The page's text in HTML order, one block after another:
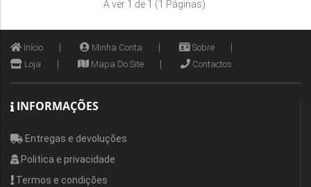
A ver 1 de 1 (1 Páginas)
Início Minha Conta
Sobre
Loja
Mapa Do Site Contactos
INFORMAÇÕES
Entregas e devoluções
Politica e privacidade
Termos e condições